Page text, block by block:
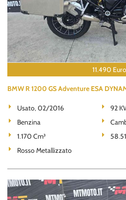
11.490 Euro
BMW R 1200 GS Adventure ESA
Usato, 02/2016
92
Benzina
1.170 Cm³
Rosso Metallizzato